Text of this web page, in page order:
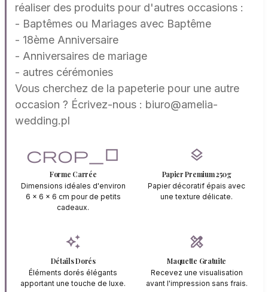
réaliser des produits pour d'autres occasions :
- Baptêmes ou Mariages avec Baptême
- 18ème Anniversaire
- Anniversaires de mariage
- autres cérémonies
Vous cherchez de la papeterie pour une autre
occasion ? Écrivez-nous : biuro@amelia-
wedding.pl
crop_square
Forme Carrée
Dimensions idéales d'environ
6 x 6 x 6 cm pour de petits
cadeaux.
layers
Papier Premium 250g
Papier décoratif épais avec
une texture délicate.
auto_awesome
Détails Dorés
Éléments dorés élégants
apportant une touche de luxe.
design_services
Maquette Gratuite
Recevez une visualisation
avant l'impression sans frais.